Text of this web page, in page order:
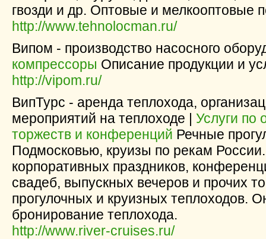
гвозди и др. Оптовые и мелкооптовые
http://www.tehnolocman.ru/
Випом - производство насосного
компрессоры Описание продукции и
http://vipom.ru/
ВипТурс - аренда теплохода,
мероприятий на теплоходе | Услуги по
торжеств и конференций Речные
Подмосковью, круизы по рекам
корпоративных праздников,
свадеб, выпускных вечеров и прочих
прогулочных и круизных теплоходов.
бронирование теплохода.
http://www.river-cruises.ru/